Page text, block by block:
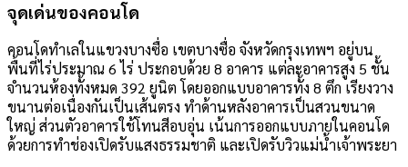
จุดเด่นของคอนโด
คอนโดทำเลในแขวงบางซื่อ เขตบางซื่อ จังหวัดกรุงเทพฯ อยู่บน
พื้นที่ไร่ประมาณ 6 ไร่ ประกอบด้วย 8 อาคาร แต่ละอาคารสูง 5 ชั้น
จำนวนห้องทั้งหมด 392 ยูนิต โดยออกแบบอาคารทั้ง 8 ตึก เรียงวาง
ขนานต่อเนื่องกันเป็นเส้นตรง ทำด้านหลังอาคารเป็นสวนขนาด
ใหญ่ ส่วนตัวอาคารใช้โทนสีอบอุ่น เน้นการออกแบบภายในคอนโด
ด้วยการทำช่องเปิดรับแสงธรรมชาติ และเปิดรับวิวแม่น้ำเจ้าพระยา